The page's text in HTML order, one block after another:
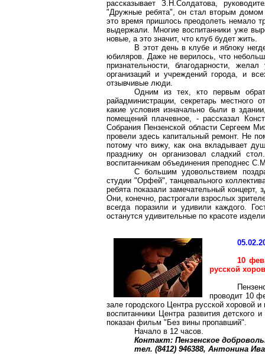
рассказывает З.Н.Солдатова,
"Дружные ребята", он стал вторым
это время пришлось преодолеть немало
выдержали. Многие воспитанники уже
новые, а это значит, что клуб будет жить.
В этот день в клубе и яблоку
юбиляров. Даже не верилось, что
признательности, благодарности,
организаций и учреждений города, и
отзывчивые люди.
Одним из тех, кто первым
райадминистрации, секретарь
какие условия изначально были в
помещений плачевное, - рассказал
Собрания Пензенской области Сергеем
провели здесь капитальный ремонт. Не
потому что вижу, как она вкладывает
празднику он организовал сладкий
воспитанникам объединения преподнес
С большим удовольствием
студии "Орфей", танцевального
ребята показали замечательный
Они, конечно, растрогали взрослых
всегда поразили и удивили каждого.
останутся удивительные по красоте
10
русской
проводит 10
зале городского Центра русской хоровой
воспитанники Центра развития
показан фильм "Без вины пропавший".
Начало в 12 часов.
Контакт: Пензенское
тел. (8412) 946388, Антонина